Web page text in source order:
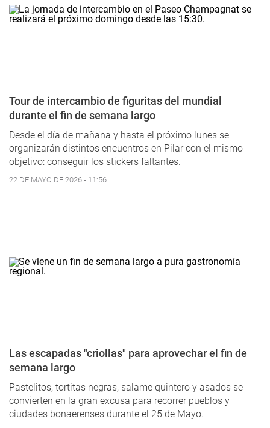
Tour de intercambio de figuritas del mundial
durante el fin de semana largo
Desde el día de mañana y hasta el próximo lunes se
organizarán distintos encuentros en Pilar con el mismo
objetivo: conseguir los stickers faltantes.
22 DE MAYO DE 2026 - 11:56
Las escapadas "criollas" para aprovechar el fin de
semana largo
Pastelitos, tortitas negras, salame quintero y asados se
convierten en la gran excusa para recorrer pueblos y
ciudades bonaerenses durante el 25 de Mayo.